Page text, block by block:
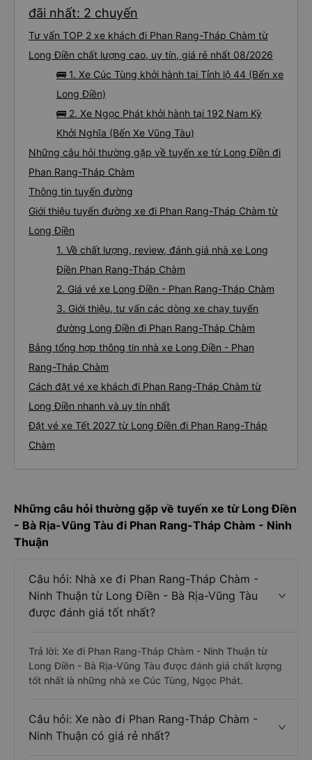
đãi nhất: 2 chuyến
Tư vấn TOP 2 xe khách đi Phan Rang-Tháp Chàm từ
Long Điền chất lượng cao, uy tín, giá rẻ nhất 08/2026
🚌 1. Xe Cúc Tùng khởi hành tại Tỉnh lộ 44 (Bến xe
Long Điền)
🚌 2. Xe Ngọc Phát khởi hành tại 192 Nam Kỳ
Khởi Nghĩa (Bến Xe Vũng Tàu)
Những câu hỏi thường gặp về tuyến xe từ Long Điền đi
Phan Rang-Tháp Chàm
Thông tin tuyến đường
Giới thiệu tuyến đường xe đi Phan Rang-Tháp Chàm từ
Long Điền
1. Về chất lượng, review, đánh giá nhà xe Long
Điền Phan Rang-Tháp Chàm
2. Giá vé xe Long Điền - Phan Rang-Tháp Chàm
3. Giới thiệu, tư vấn các dòng xe chạy tuyến
đường Long Điền đi Phan Rang-Tháp Chàm
Bảng tổng hợp thông tin nhà xe Long Điền - Phan
Rang-Tháp Chàm
Cách đặt vé xe khách đi Phan Rang-Tháp Chàm từ
Long Điền nhanh và uy tín nhất
Đặt vé xe Tết 2027 từ Long Điền đi Phan Rang-Tháp
Chàm
Những câu hỏi thường gặp về tuyến xe từ Long Điền
- Bà Rịa-Vũng Tàu đi Phan Rang-Tháp Chàm - Ninh
Thuận
Câu hỏi: Nhà xe đi Phan Rang-Tháp Chàm -
Ninh Thuận từ Long Điền - Bà Rịa-Vũng Tàu
được đánh giá tốt nhất?
Trả lời: Xe đi Phan Rang-Tháp Chàm - Ninh Thuận từ
Long Điền - Bà Rịa-Vũng Tàu được đánh giá chất lượng
tốt nhất là những nhà xe Cúc Tùng, Ngọc Phát.
Câu hỏi: Xe nào đi Phan Rang-Tháp Chàm -
Ninh Thuận có giá rẻ nhất?